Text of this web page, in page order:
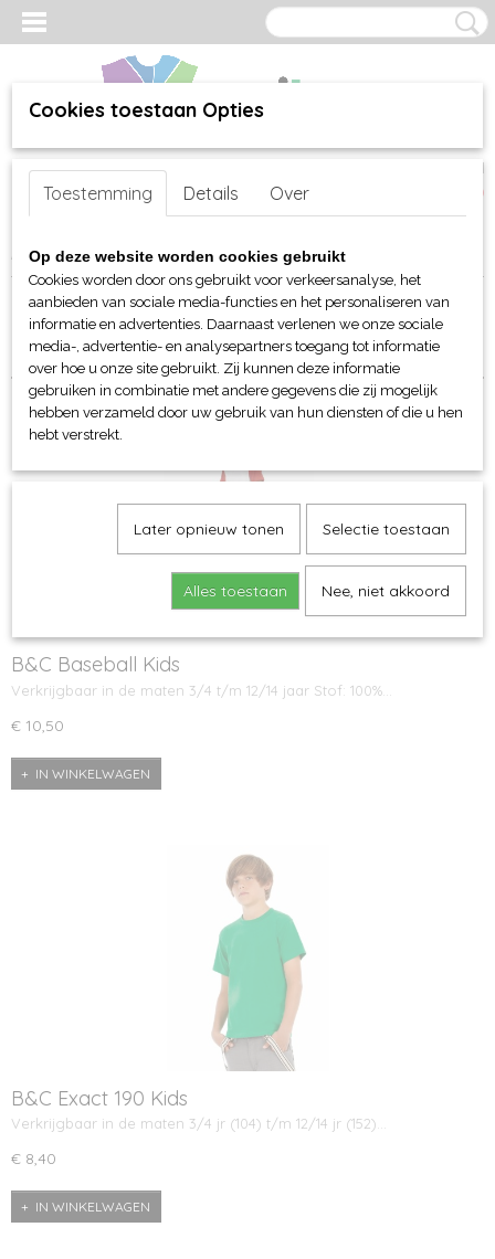
Inloggen Registreren
(0)
Home >webshop>Per merk >B&C> Voor kinderen
Sorteer op:
B&C Baseball Kids
Verkrijgbaar in de maten 3/4 t/m 12/14 jaar Stof: 100%…
€ 10,50
IN WINKELWAGEN
B&C Exact 190 Kids
Verkrijgbaar in de maten 3/4 jr (104) t/m 12/14 jr (152)…
€ 8,40
IN WINKELWAGEN
Cookies toestaan Opties
Toestemming Details Over
Op deze website worden cookies gebruikt
Cookies worden door ons gebruikt voor verkeersanalyse, het
aanbieden van sociale media-functies en het personaliseren van
informatie en advertenties. Daarnaast verlenen we onze sociale
media-, advertentie- en analysepartners toegang tot informatie
over hoe u onze site gebruikt. Zij kunnen deze informatie
gebruiken in combinatie met andere gegevens die zij mogelijk
hebben verzameld door uw gebruik van hun diensten of die u hen
hebt verstrekt.
Later opnieuw tonen Selectie toestaan
Alles toestaan Nee, niet akkoord